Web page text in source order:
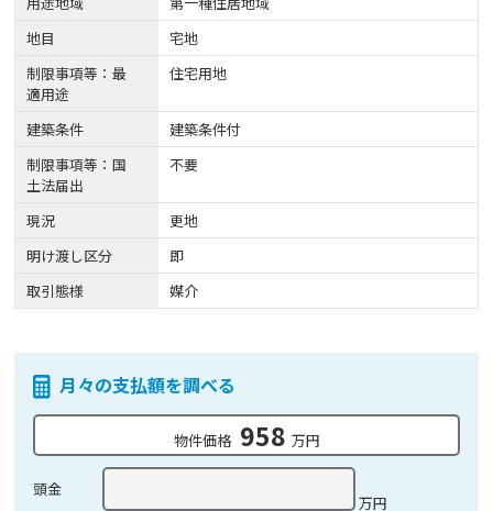
地目
宅地
制限事項等：最
適用途
住宅用地
建築条件
建築条件付
制限事項等：国
土法届出
不要
現況
更地
明け渡し区分
即
取引態様
媒介
月々の支払額を調べる
物件価格 958 万円
頭金
万円